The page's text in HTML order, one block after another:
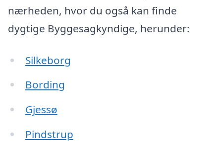
nærheden, hvor du også kan finde
dygtige Byggesagkyndige, herunder:
Silkeborg
Bording
Gjessø
Pindstrup